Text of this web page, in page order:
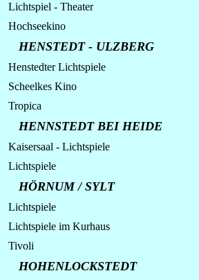
Lichtspiel - Theater
Hochseekino
HENSTEDT - ULZBERG
HenstedterLichtspiele
Scheelkes Kino
Tropica
HENNSTEDT BEI HEIDE
Kaisersaal - Lichtspiele
Lichtspiele
HÖRNUM / SYLT
Lichtspiele
Lichtspiele im Kurhaus
Tivoli
HOHENLOCKSTEDT